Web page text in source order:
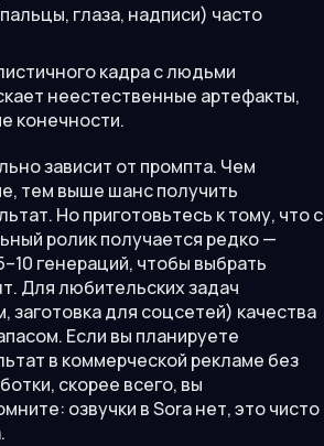
глаза, надписи) часто
кадра с людьми
неестественные артефакты,
конечности.
зависит от промпта. Чем
тем выше шанс получить
Но приготовьтесь к тому, что с
ролик получается редко —
генераций, чтобы выбрать
Для любительских задач
заготовка для соцсетей) качества
Если вы планируете
в коммерческой рекламе без
скорее всего, вы
озвучки в Sora нет, это чисто